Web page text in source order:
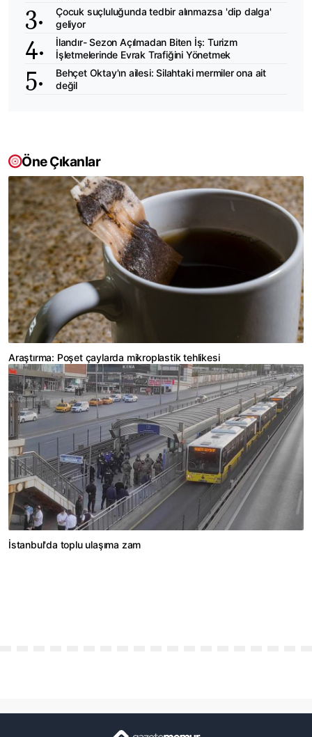
Çocuk suçluluğunda tedbir alınmazsa 'dip dalga'
geliyor
İlandır- Sezon Açılmadan Biten İş: Turizm
İşletmelerinde Evrak Trafiğini Yönetmek
Behçet Oktay'ın ailesi: Silahtaki mermiler ona ait
değil
Öne Çıkanlar
Araştırma: Poşet çaylarda mikroplastik tehlikesi
İstanbul'da toplu ulaşıma zam